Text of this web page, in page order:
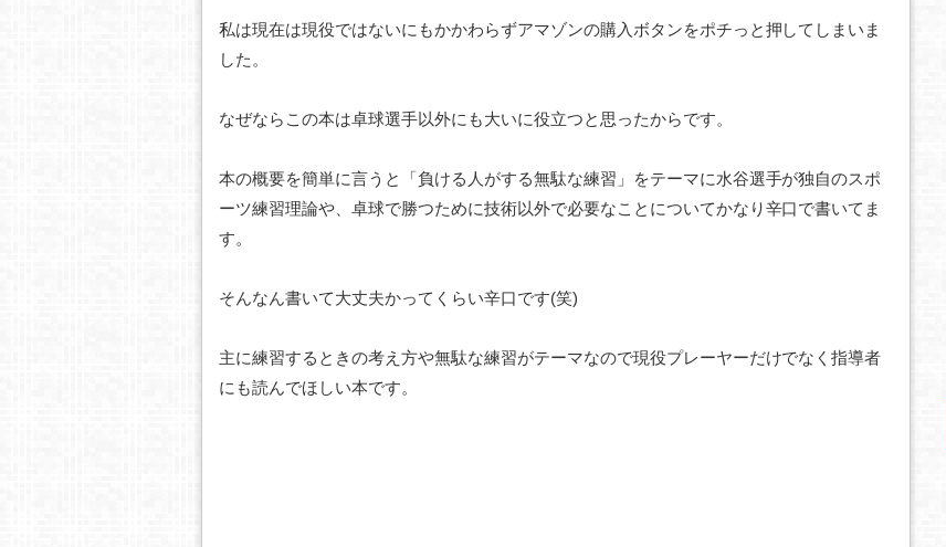
私は現在は現役ではないにもかかわらずアマゾンの購入ボタンをポチっと押してしまいま
した。
なぜならこの本は卓球選手以外にも大いに役立つと思ったからです。
本の概要を簡単に言うと「負ける人がする無駄な練習」をテーマに水谷選手が独自のスポ
ーツ練習理論や、卓球で勝つために技術以外で必要なことについてかなり辛口で書いてま
す。
そんなん書いて大丈夫かってくらい辛口です(笑)
主に練習するときの考え方や無駄な練習がテーマなので現役プレーヤーだけでなく指導者
にも読んでほしい本です。